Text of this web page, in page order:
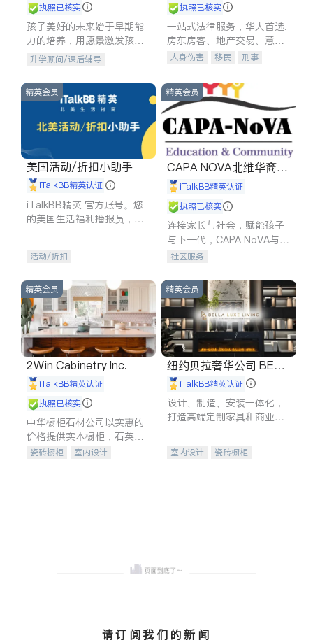
执照已核实
孩子美好的未来始于早期能
力的培养，用愿景激发孩子
的学习潜力和动力。理念：
拥有成长型心态是成功的基
石。
升学顾问/课后辅导
执照已核实
一站式法律服务，华人首选.
房东房客、地产交易、意外
伤害、车祸重伤、商业诉
建筑合同、刑事案件全包办
人身伤害 移民
刑事
信托/遗嘱
商业
索赔
律师-其它 保释
精英会员
美国活动/折扣小助手
iTalkBB精英认证
iTalkBB精英 官方账号。您
的美国生活福利播报员，精
专属福利。
活动/折扣
精英会员
CAPA NOVA北维华裔家
长会iTalkBB精英认证
执照已核实
连接家长与社会，赋能孩子
与下一代，CAPA NoVA与您
携手建设包容、公平、充满
社区服务
精英会员
2Win Cabinetry Inc.
iTalkBB精英认证
执照已核实
中华橱柜石材公司以实惠的
价格提供实木橱柜，石英石
台面，多种优质不锈钢水
瓷砖橱柜
室内设计
精英会员
纽约贝拉奢华公司 BELL
A LUXE
iTalkBB精英认证
设计、制造、安装一体化，
打造高端定制家具和商业空
室内设计
瓷砖橱柜
请订阅我们的新闻